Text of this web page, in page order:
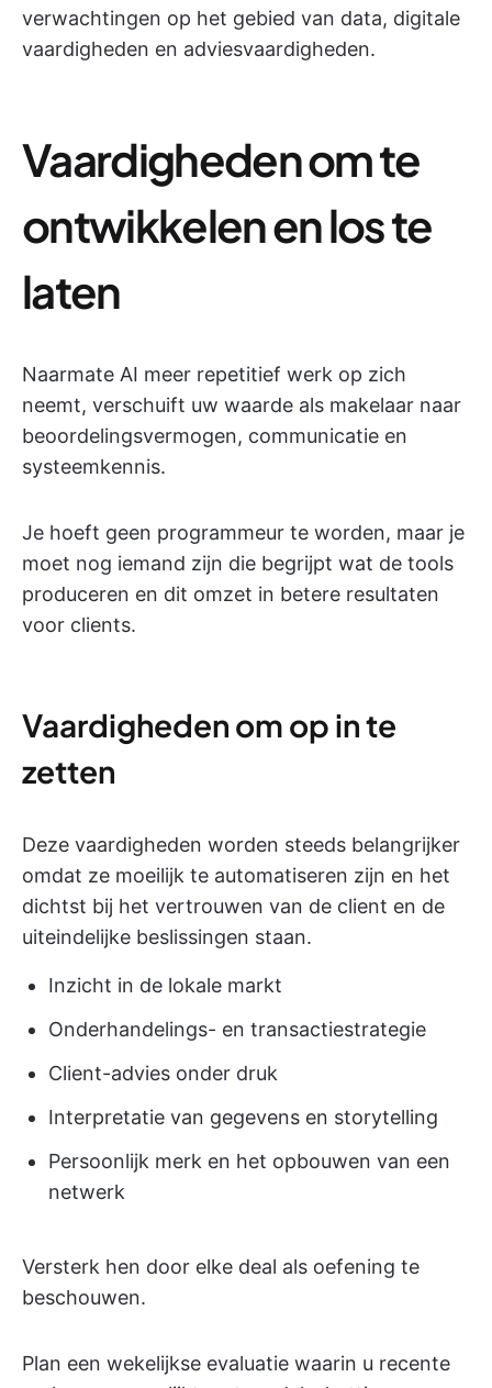
verwachtingen op het gebied van data, digitale
vaardigheden en adviesvaardigheden.
Vaardigheden om te
ontwikkelen en los te
laten
Naarmate AI meer repetitief werk op zich
neemt, verschuift uw waarde als makelaar naar
beoordelingsvermogen, communicatie en
systeemkennis.
Je hoeft geen programmeur te worden, maar je
moet nog iemand zijn die begrijpt wat de tools
produceren en dit omzet in betere resultaten
voor clients.
Vaardigheden om op in te
zetten
Deze vaardigheden worden steeds belangrijker
omdat ze moeilijk te automatiseren zijn en het
dichtst bij het vertrouwen van de client en de
uiteindelijke beslissingen staan.
Inzicht in de lokale markt
Onderhandelings- en transactiestrategie
Client-advies onder druk
Interpretatie van gegevens en storytelling
Persoonlijk merk en het opbouwen van een
netwerk
Versterk hen door elke deal als oefening te
beschouwen.
Plan een wekelijkse evaluatie waarin u recente